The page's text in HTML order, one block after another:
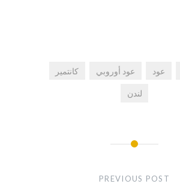
عود عود أوروبي كانتمير
لندن
PREVIOUS POST